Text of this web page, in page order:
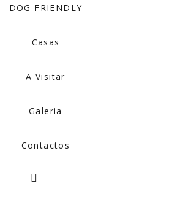
DOG FRIENDLY
Casas
A Visitar
Galeria
Contactos